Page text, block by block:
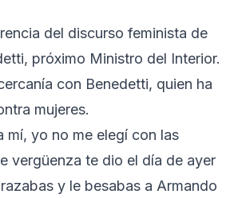
del discurso feminista de
próximo Ministro del Interior.
con Benedetti, quien ha
mujeres.
mí, yo no me elegí con las
vergüenza te dio el día de ayer
y le besabas a Armando